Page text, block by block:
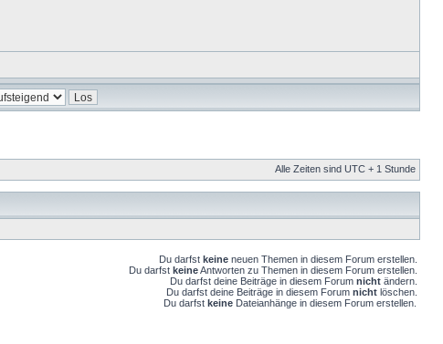
Alle Zeiten sind UTC + 1 Stunde
Du darfst keine neuen Themen in diesem Forum erstellen.
Du darfst keineAntworten zu Themen in diesem Forum erstellen.
Du darfst deine Beiträge in diesem Forum nicht ändern.
Du darfst deine Beiträge in diesem Forum nicht löschen.
Du darfst keine Dateianhänge in diesem Forum erstellen.